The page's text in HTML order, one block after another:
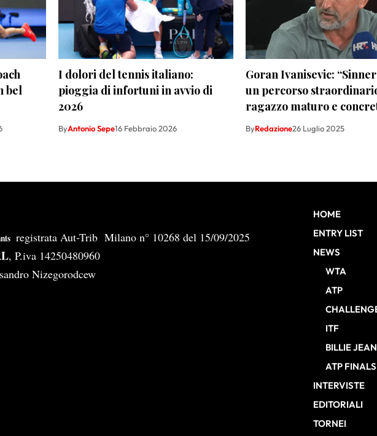
bel
I dolori del tennis italiano:
pioggia di infortuni in avvio di
2026
ByAntonio Sepe16 Febbraio 2026
Goran Ivanisevic:
un percorso
ragazzo maturo e
ByRedazione26 Luglio 2025
registrata Aut-Trib Milano n° 10268 del 15/09/2025
, P.iva 14250480960
Nizegorodcew
HOME
ENTRY LIST
NEWS
WTA
ATP
ITF
BILLIE
ATP FINALS
INTERVISTE
EDITORIALI
TORNEI